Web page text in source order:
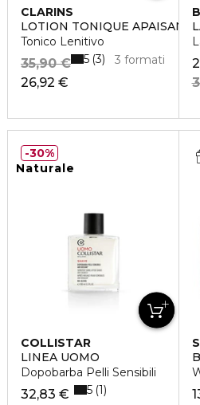
CLARINS
LOTION TONIQUE APAISANTE
Tonico Lenitivo
26,92 €
35,90 € 3 formati
5 3
Naturale
COLLISTAR
LINEA UOMO
Dopobarba Pelli Sensibili
32,83 €
5 1
30%